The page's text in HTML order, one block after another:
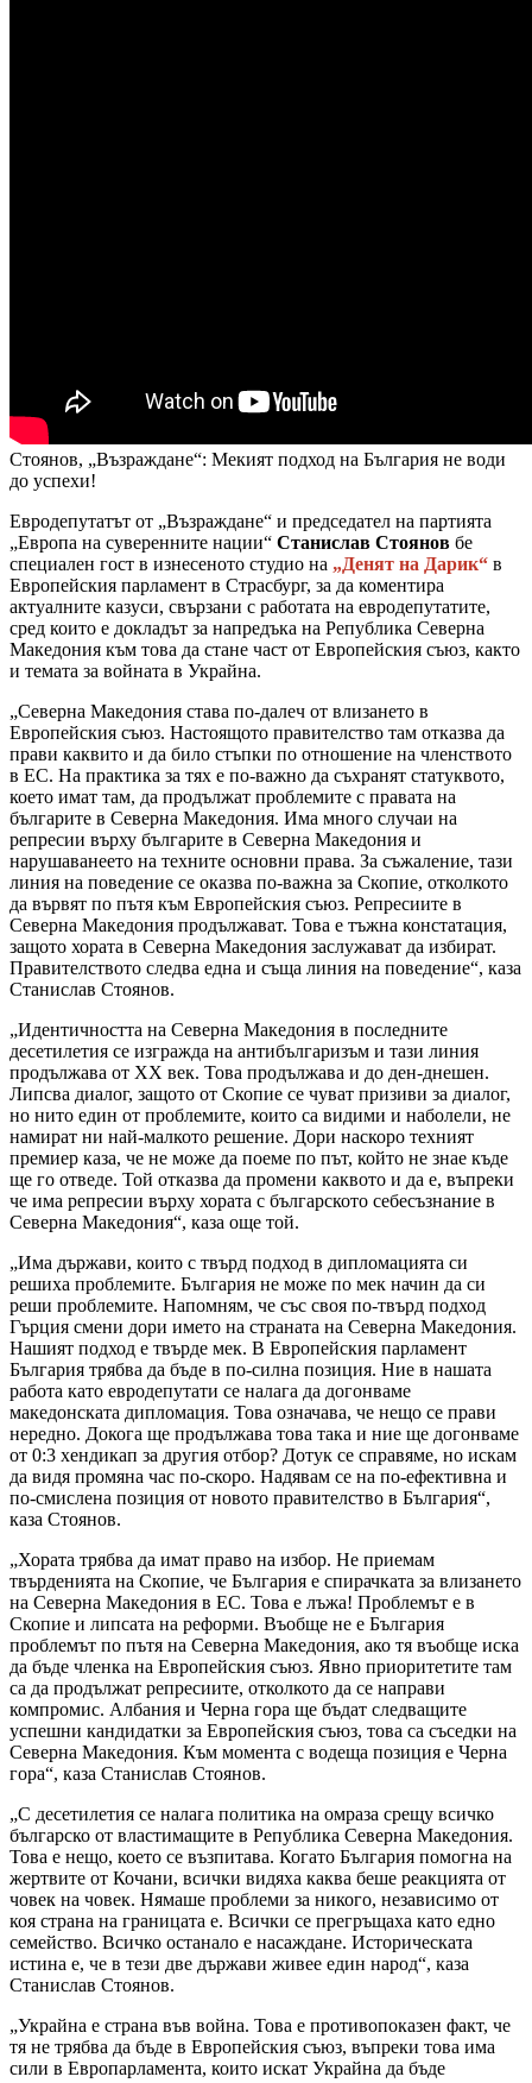
Стоянов, „Възраждане“: Мекият подход на България не води
до успехи!
Евродепутатът от „Възраждане“ и председател на партията
„Европа на суверенните нации“ Станислав Стоянов бе
специален гост в изнесеното студио на „Денят на Дарик“ в
Европейския парламент в Страсбург, за да коментира
актуалните казуси, свързани с работата на евродепутатите,
сред които е докладът за напредъка на Република Северна
Македония към това да стане част от Европейския съюз, както
и темата за войната в Украйна.
„Северна Македония става по-далеч от влизането в
Европейския съюз. Настоящото правителство там отказва да
прави каквито и да било стъпки по отношение на членството
в ЕС. На практика за тях е по-важно да съхранят статуквото,
което имат там, да продължат проблемите с правата на
българите в Северна Македония. Има много случаи на
репресии върху българите в Северна Македония и
нарушаванеето на техните основни права. За съжаление, тази
линия на поведение се оказва по-важна за Скопие, отколкото
да вървят по пътя към Европейския съюз. Репресиите в
Северна Македония продължават. Това е тъжна констатация,
защото хората в Северна Македония заслужават да избират.
Правителството следва една и съща линия на поведение“, каза
Станислав Стоянов.
„Идентичността на Северна Македония в последните
десетилетия се изгражда на антибългаризъм и тази линия
продължава от XX век. Това продължава и до ден-днешен.
Липсва диалог, защото от Скопие се чуват призиви за диалог,
но нито един от проблемите, които са видими и наболели, не
намират ни най-малкото решение. Дори наскоро техният
премиер каза, че не може да поеме по път, който не знае къде
ще го отведе. Той отказва да промени каквото и да е, въпреки
че има репресии върху хората с българското себесъзнание в
Северна Македония“, каза още той.
„Има държави, които с твърд подход в дипломацията си
решиха проблемите. България не може по мек начин да си
реши проблемите. Напомням, че със своя по-твърд подход
Гърция смени дори името на страната на Северна Македония.
Нашият подход е твърде мек. В Европейския парламент
България трябва да бъде в по-силна позиция. Ние в нашата
работа като евродепутати се налага да догонваме
македонската дипломация. Това означава, че нещо се прави
нередно. Докога ще продължава това така и ние ще догонваме
от 0:3 хендикап за другия отбор? Дотук се справяме, но искам
да видя промяна час по-скоро. Надявам се на по-ефективна и
по-смислена позиция от новото правителство в България“,
каза Стоянов.
„Хората трябва да имат право на избор. Не приемам
твърденията на Скопие, че България е спирачката за влизането
на Северна Македония в ЕС. Това е лъжа! Проблемът е в
Скопие и липсата на реформи. Въобще не е България
проблемът по пътя на Северна Македония, ако тя въобще иска
да бъде членка на Европейския съюз. Явно приоритетите там
са да продължат репресиите, отколкото да се направи
компромис. Албания и Черна гора ще бъдат следващите
успешни кандидатки за Европейския съюз, това са съседки на
Северна Македония. Към момента с водеща позиция е Черна
гора“, каза Станислав Стоянов.
„С десетилетия се налага политика на омраза срещу всичко
българско от властимащите в Република Северна Македония.
Това е нещо, което се възпитава. Когато България помогна на
жертвите от Кочани, всички видяха каква беше реакцията от
човек на човек. Нямаше проблеми за никого, независимо от
коя страна на границата е. Всички се прегръщаха като едно
семейство. Всичко останало е насаждане. Историческата
истина е, че в тези две държави живее един народ“, каза
Станислав Стоянов.
„Украйна е страна във война. Това е противопоказен факт, че
тя не трябва да бъде в Европейския съюз, въпреки това има
сили в Европарламента, които искат Украйна да бъде